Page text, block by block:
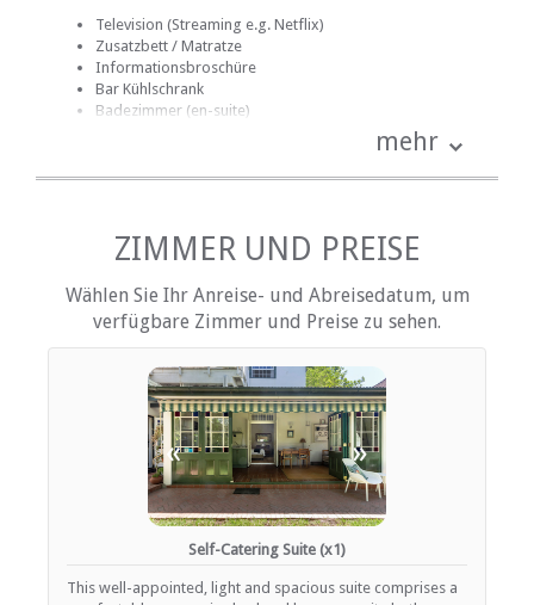
Television (Streaming e.g. Netflix)
Zusatzbett / Matratze
Informationsbroschüre
Bar Kühlschrank
Badezimmer (en-suite)
Kinder: Kinderbett, Hochstuhl, usw.
Fan
Haartrockner
Internationale Steckdosen
Internetverbindung (ADSL)
Internetverbindung (drahtlos)
Eisen / Hosenpresse
Kochnische (teilweise ausgestattet)
Terrasse / Veranda / Balkon
Safe für Wertsachen
Rauchen: nicht erlaubt
Tee- und Kaffeekocher
Fernsehen (mit M-Net)
Fernsehen (mit Satellit)
EINRICHTUNGEN AUF DEM GELÄNDE
mehr
ZIMMER UND PREISE
Wählen Sie Ihr Anreise- und Abreisedatum, um
verfügbare Zimmer und Preise zu sehen.
« »
Self-Catering Suite (x1)
This well-appointed, light and spacious suite comprises a